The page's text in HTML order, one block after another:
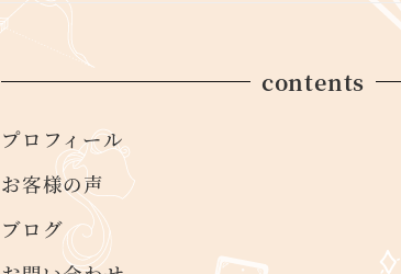
contents
プロフィール
お客様の声
ブログ